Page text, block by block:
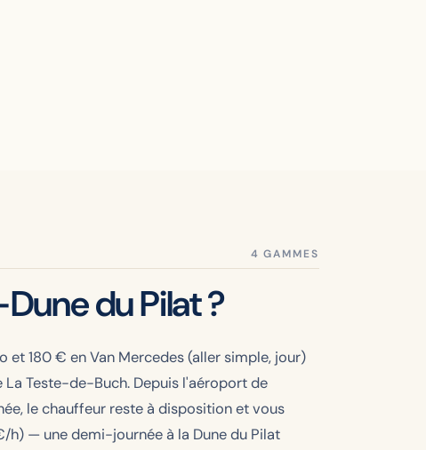
du Pilat ?
et180€ en Van Mercedes (aller simple, jour)
Teste-de-Buch. Depuis l'aéroport de
le chauffeur reste à disposition et vous
h) — une demi-journée à la Dune du Pilat